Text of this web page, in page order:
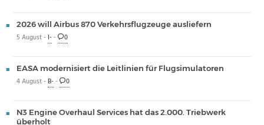
2026 will Airbus 870 Verkehrsflugzeuge ausliefern
5 August - I-- 0
EASA modernisiert die Leitlinien für Flugsimulatoren
4 August -B-- 0
N3 Engine Overhaul Services hat das 2.000. Triebwerk
überholt